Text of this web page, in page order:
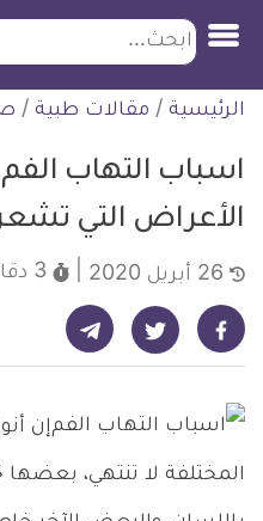
التخطي
للمحتوى
ابحث
الرئيسية / مقالات طبية /
اسباب التهاب
الأعراض التي
3 دقائق
شارك على فيسبوك - ديلي ميديكال انفو شارك على تويتر - ديلي ميديكال انفو شارك على تيليجرام - ديلي ميديكال انفو
إن
المختلفة لا تنتهي،